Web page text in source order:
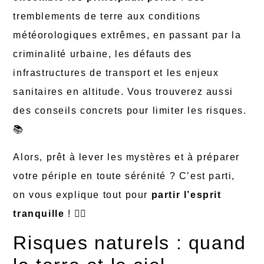
tremblements de terre aux conditions
météorologiques extrêmes, en passant par la
criminalité urbaine, les défauts des
infrastructures de transport et les enjeux
sanitaires en altitude. Vous trouverez aussi
des conseils concrets pour limiter les risques.
📚
Alors, prêt à lever les mystères et à préparer
votre périple en toute sérénité ? C’est parti,
on vous explique tout pour partir l’esprit
tranquille ! 🧗‍♂️
Risques naturels : quand